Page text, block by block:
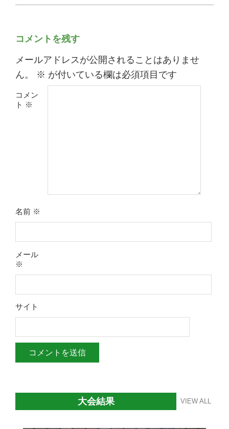
コメントを残す
メールアドレスが公開されることはありませ
ん。
※ が付いている欄は必須項目です
コメン
ト ※
名前 ※
メール
※
サイト
大会結果 VIEW ALL